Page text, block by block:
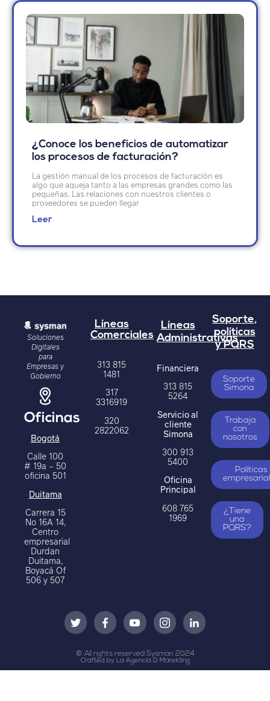
¿Conoce los beneficios de automatizar
los procesos de facturación?
La gestión manual de los procesos de facturación es
algo que aqueja tanto a las empresas grandes como las
pequeñas. Las relaciones con nuestros clientes o
proveedores se pueden llegar
Leer
Soluciones
Digitales
para
Empresas y
Gobierno
Oficinas
Bogotá
Calle 100
# 19a – 50
oficina 501
Duitama
Carrera 15
No 16A 14,
Centro
empresarial
Durdan
Duitama,
Boyacá Of
506 y 507
Líneas
Comerciales
313 815
1481
317
3316919
320
2822062
Líneas
Administrativas
Financiera
313 815
5264
Servicio al
cliente
Simona
300 913
5400
Oficina
Principal
608 765
1969
Soporte,
políticas
y PQRS
Soporte
Simona
Trabaja
con
nosotros
Políticas
¿Tiene
una
PQRS?
© All rights reserved Sysman 2024
Crafted by La Agencia D Marekting